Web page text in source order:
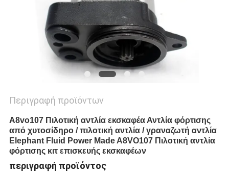
Περιγραφή προϊόντων
A8vo107 Πιλοτική αντλία εκσκαφέα Αντλία φόρτισης
από χυτοσίδηρο / πιλοτική αντλία / γραναζωτή αντλία
Elephant Fluid Power Made A8VO107 Πιλοτική αντλία
φόρτισης κιτ επισκευής εκσκαφέων
περιγραφή προϊόντος